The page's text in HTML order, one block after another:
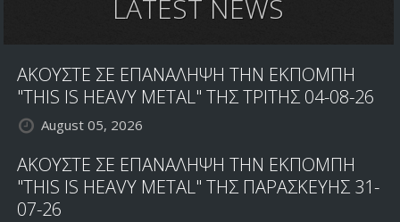
LATEST NEWS
ΑΚΟΥΣΤΕ ΣΕ ΕΠΑΝΑΛΗΨΗ ΤΗΝ ΕΚΠΟΜΠΗ
"THIS IS HEAVY METAL" ΤΗΣ ΤΡΙΤΗΣ 04-08-26
August 05, 2026
ΑΚΟΥΣΤΕ ΣΕ ΕΠΑΝΑΛΗΨΗ ΤΗΝ ΕΚΠΟΜΠΗ
"THIS IS HEAVY METAL" ΤΗΣ ΠΑΡΑΣΚΕΥΗΣ 31-
07-26